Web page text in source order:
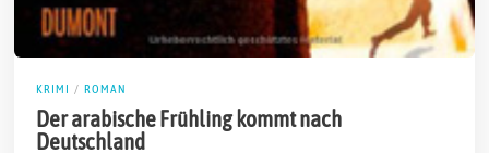
KRIMI / ROMAN
Der arabische Frühling kommt nach
Deutschland